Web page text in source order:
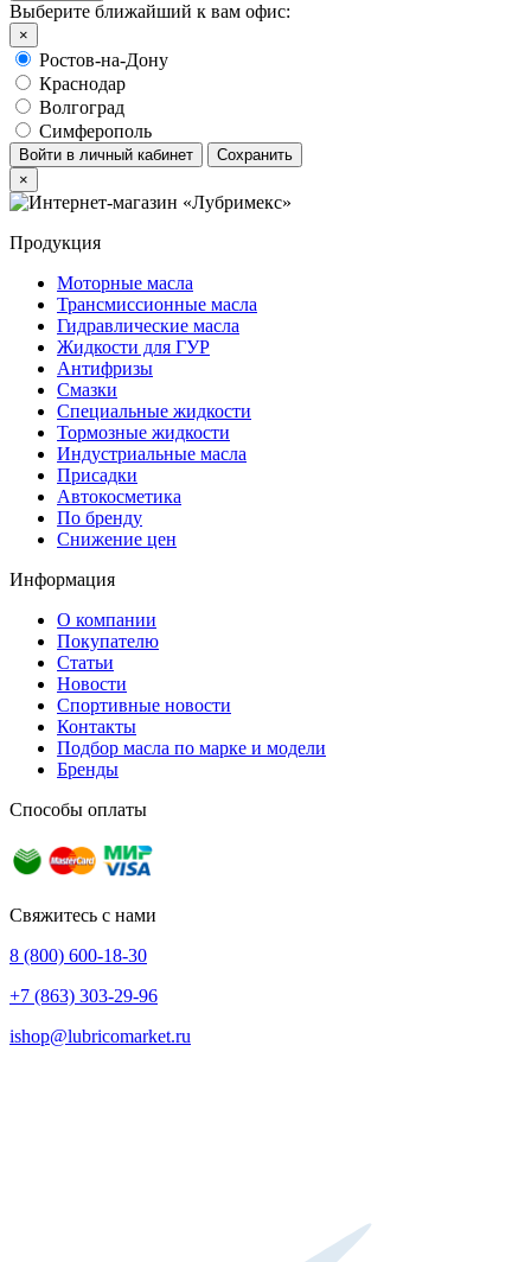
Выберите ближайший к вам офис:
×
Ростов-на-Дону
Краснодар
Волгоград
Симферополь
Войти в личный кабинет
Сохранить
×
Продукция
Моторные масла
Трансмиссионные масла
Гидравлические масла
Жидкости для ГУР
Антифризы
Смазки
Специальные жидкости
Тормозные жидкости
Индустриальные масла
Присадки
Автокосметика
По бренду
Снижение цен
Информация
О компании
Покупателю
Статьи
Новости
Спортивные новости
Контакты
Подбор масла по марке и модели
Бренды
Способы оплаты
Свяжитесь с нами
8 (800) 600-18-30
+7 (863) 303-29-96
ishop@lubricomarket.ru